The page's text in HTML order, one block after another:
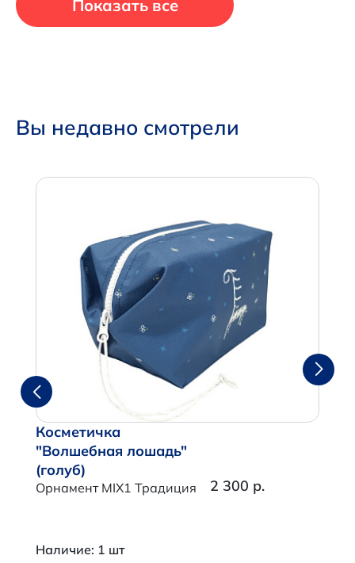
Показать все
Вы недавно смотрели
Косметичка
"Волшебная лошадь"
(голуб)
Орнамент MIX1 Традиция 2 300 р.
Наличие: 1 шт